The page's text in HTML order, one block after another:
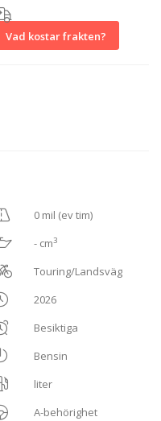
Vad kostar frakten?
0 mil (ev tim)
- cm3
Touring/Landsväg
2026
Besiktiga
Bensin
liter
A-behörighet